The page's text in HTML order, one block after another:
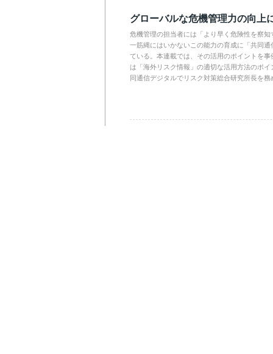
グローバルな危機管理力の向上
危機管理の担当者には「より早く危険性を察
一筋縄にはいかないこの能力の育成に「共同
ている。本連載では、その活用のポイントを
は「海外リスク情報」の適切な活用方法のポ
同通信デジタルでリスク対策総合研究所長を